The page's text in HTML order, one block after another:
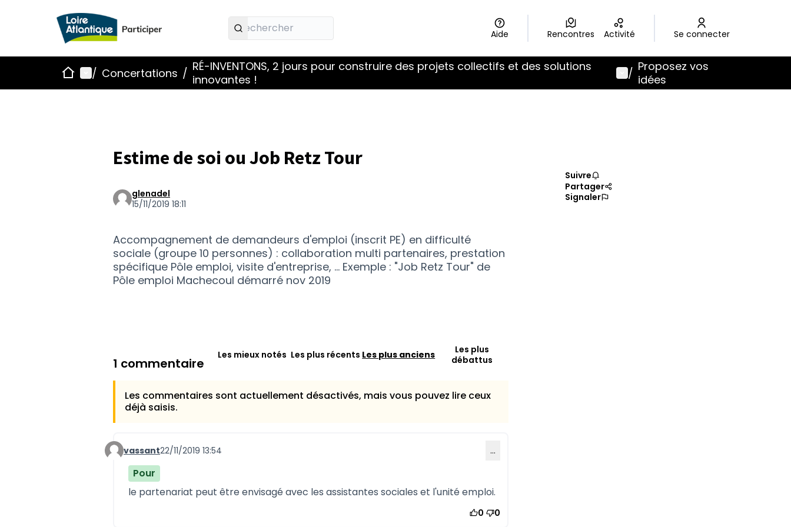
Aide Rencontres Activité Se connecter
AccueilMenu principal
/ Concertations / RÉ-INVENTONS, 2 jours pour construire des projets collectifs et des solutions
innovantes !
Menu utilisateur
/ Proposez vos
idées
Estime de soi ou Job Retz Tour
glenadel
15/11/2019 18:11
Accompagnement de demandeurs d'emploi (inscrit PE) en difficulté
sociale (groupe 10 personnes) : collaboration multi partenaires, prestation
spécifique Pôle emploi, visite d'entreprise, ... Exemple : "Job Retz Tour" de
Pôle emploi Machecoul démarré nov 2019
Suivre
Partager
Signaler
1 commentaire
Les mieux notés Les plus récents Les plus anciens
Les plus
débattus
Les commentaires sont actuellement désactivés, mais vous pouvez lire ceux
déjà saisis.
Commentaire 729
vassant22/11/2019 13:54 …
Pour
le partenariat peut être envisagé avec les assistantes sociales et l'unité emploi.
0 0